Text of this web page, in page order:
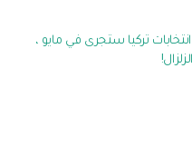
تركيا ستجرى في مايو ،